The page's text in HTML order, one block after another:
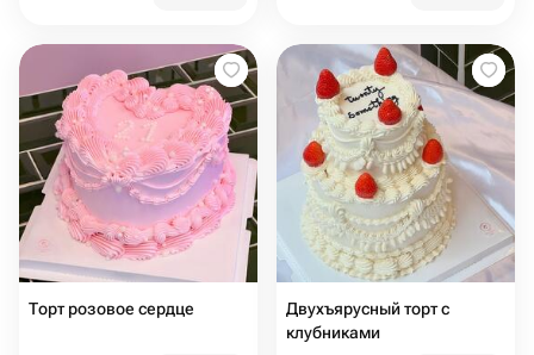
Торт розовое сердце
Двухъярусный торт с
клубниками